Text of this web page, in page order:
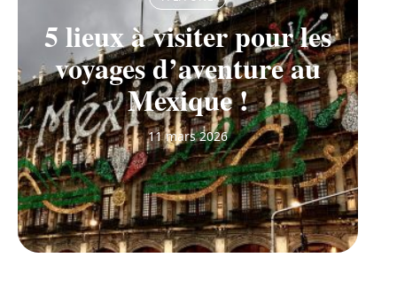
5 lieux à visiter pour les
voyages d’aventure au
Mexique !
11 mars 2026